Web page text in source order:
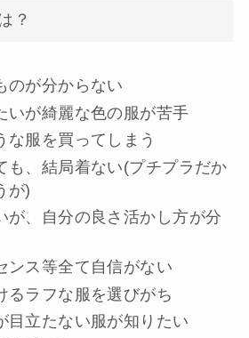
？
のが分からない
いが綺麗な色の服が苦手
な服を買ってしまう
も、結局着ない(プチプラだか
が)
が、自分の良さ活かし方が分
ンス等全て自信がない
るラフな服を選びがち
目立たない服が知りたい